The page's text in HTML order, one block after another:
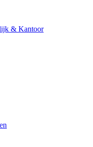
& Kantoor